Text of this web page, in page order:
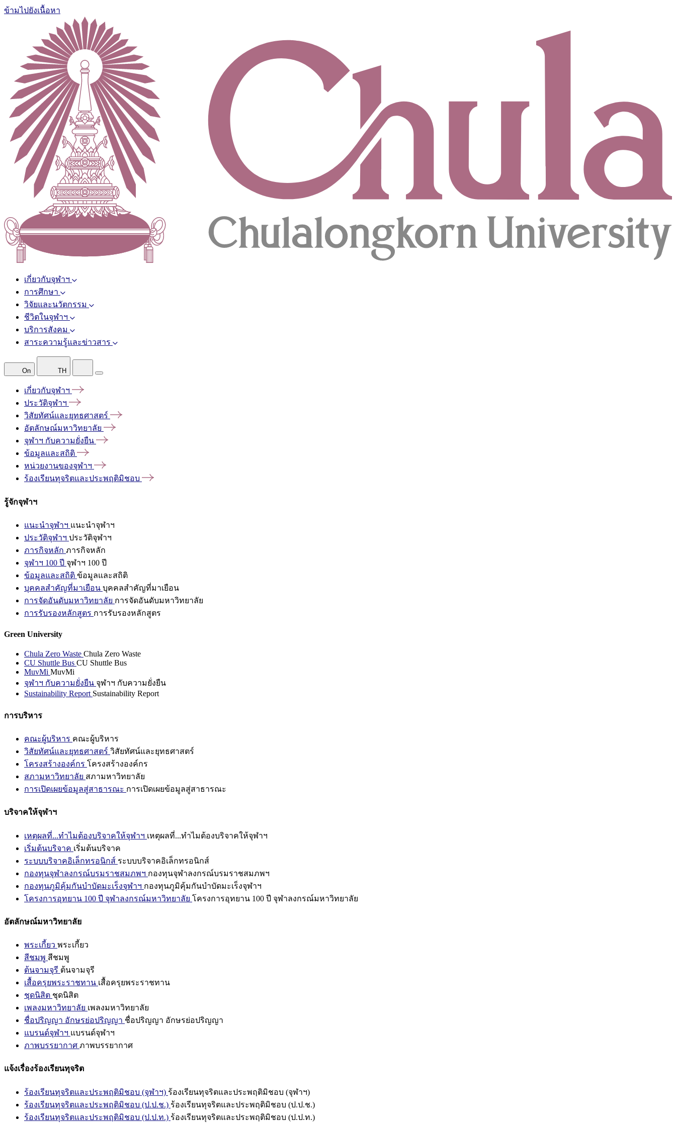
ข้ามไปยังเนื้อหา
เกี่ยวกับจุฬาฯ
การศึกษา
วิจัยและนวัตกรรม
ชีวิตในจุฬาฯ
บริการสังคม
สาระความรู้และข่าวสาร
On TH
เกี่ยวกับจุฬาฯ
ประวัติจุฬาฯ
วิสัยทัศน์และยุทธศาสตร์
อัตลักษณ์มหาวิทยาลัย
จุฬาฯ กับความยั่งยืน
ข้อมูลและสถิติ
หน่วยงานของจุฬาฯ
ร้องเรียนทุจริตและประพฤติมิชอบ
รู้จักจุฬาฯ
แนะนำจุฬาฯ แนะนำจุฬาฯ
ประวัติจุฬาฯ ประวัติจุฬาฯ
ภารกิจหลัก ภารกิจหลัก
จุฬาฯ 100 ปี จุฬาฯ 100 ปี
ข้อมูลและสถิติ ข้อมูลและสถิติ
บุคคลสำคัญที่มาเยือน บุคคลสำคัญที่มาเยือน
การจัดอันดับมหาวิทยาลัย การจัดอันดับมหาวิทยาลัย
การรับรองหลักสูตร การรับรองหลักสูตร
Green University
Chula Zero Waste Chula Zero Waste
CU Shuttle Bus CU Shuttle Bus
MuvMi MuvMi
จุฬาฯ กับความยั่งยืน จุฬาฯ กับความยั่งยืน
Sustainability Report Sustainability Report
การบริหาร
คณะผู้บริหาร คณะผู้บริหาร
วิสัยทัศน์และยุทธศาสตร์ วิสัยทัศน์และยุทธศาสตร์
โครงสร้างองค์กร โครงสร้างองค์กร
สภามหาวิทยาลัย สภามหาวิทยาลัย
การเปิดเผยข้อมูลสู่สาธารณะ การเปิดเผยข้อมูลสู่สาธารณะ
บริจาคให้จุฬาฯ
เหตุผลที่...ทำไมต้องบริจาคให้จุฬาฯ เหตุผลที่...ทำไมต้องบริจาคให้จุฬาฯ
เริ่มต้นบริจาค เริ่มต้นบริจาค
ระบบบริจาคอิเล็กทรอนิกส์ ระบบบริจาคอิเล็กทรอนิกส์
กองทุนจุฬาลงกรณ์บรมราชสมภพฯ กองทุนจุฬาลงกรณ์บรมราชสมภพฯ
กองทุนภูมิคุ้มกันบำบัดมะเร็งจุฬาฯ กองทุนภูมิคุ้มกันบำบัดมะเร็งจุฬาฯ
โครงการอุทยาน 100 ปี จุฬาลงกรณ์มหาวิทยาลัย โครงการอุทยาน 100 ปี จุฬาลงกรณ์มหาวิทยาลัย
อัตลักษณ์มหาวิทยาลัย
พระเกี้ยว พระเกี้ยว
สีชมพู สีชมพู
ต้นจามจุรี ต้นจามจุรี
เสื้อครุยพระราชทาน เสื้อครุยพระราชทาน
ชุดนิสิต ชุดนิสิต
เพลงมหาวิทยาลัย เพลงมหาวิทยาลัย
ชื่อปริญญา อักษรย่อปริญญา ชื่อปริญญา อักษรย่อปริญญา
แบรนด์จุฬาฯ แบรนด์จุฬาฯ
ภาพบรรยากาศ ภาพบรรยากาศ
แจ้งเรื่องร้องเรียนทุจริต
ร้องเรียนทุจริตและประพฤติมิชอบ (จุฬาฯ) ร้องเรียนทุจริตและประพฤติมิชอบ (จุฬาฯ)
ร้องเรียนทุจริตและประพฤติมิชอบ (ป.ป.ช.) ร้องเรียนทุจริตและประพฤติมิชอบ (ป.ป.ช.)
ร้องเรียนทุจริตและประพฤติมิชอบ (ป.ป.ท.) ร้องเรียนทุจริตและประพฤติมิชอบ (ป.ป.ท.)